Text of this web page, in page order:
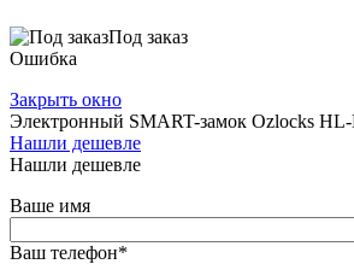
Под заказ
Ошибка
Закрыть окно
Электронный SMART-замок Ozlocks
Нашли дешевле
Нашли дешевле
Ваше имя
Ваш телефон*